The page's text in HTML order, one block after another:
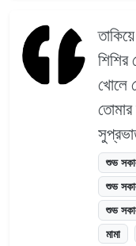
খোলে
তোমার
শুভ
শুভ
শুভ
মামা